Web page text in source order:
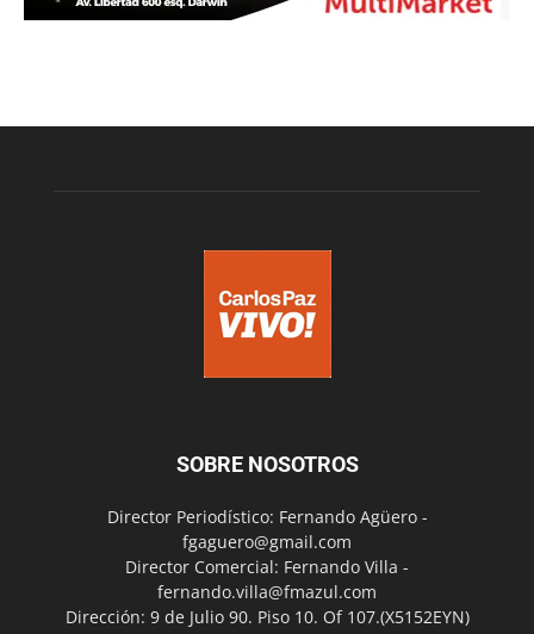
SOBRE NOSOTROS
Director Periodístico: Fernando Agüero -
fgaguero@gmail.com
Director Comercial: Fernando Villa -
fernando.villa@fmazul.com
Dirección: 9 de Julio 90. Piso 10. Of 107.(X5152EYN)